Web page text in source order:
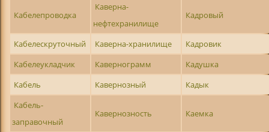
Кабелепроводка
Каверна-
нефтехранилище
Кадровый
Кабелескруточный Каверна-хранилище
Кадровик
Кабелеукладчик
Кавернограмм
Кадушка
Кабель
Кавернозный
Кадык
Кабель-
заправочный
Кавернозность Каемка